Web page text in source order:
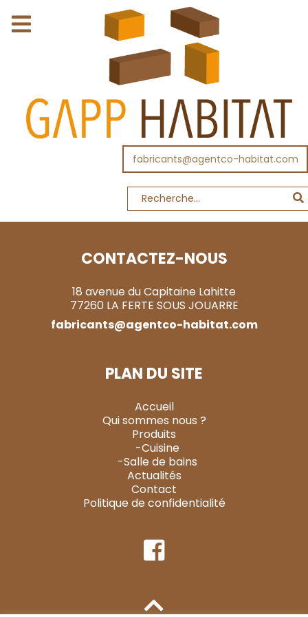
fabricants@agentco-habitat.com
CONTACTEZ-NOUS
18 avenue du Capitaine Lahitte
77260 LA FERTE SOUS JOUARRE
fabricants@agentco-habitat.com
PLAN DU SITE
Accueil
Qui sommes nous ?
Produits
-Cuisine
-Salle de bains
Actualités
Contact
Politique de confidentialité